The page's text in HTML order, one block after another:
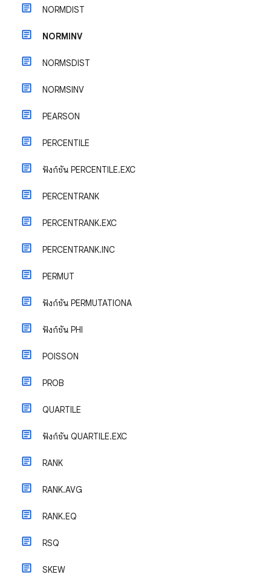
NORMDIST
NORMINV
NORMSDIST
NORMSINV
PEARSON
PERCENTILE
ฟังก์ชัน PERCENTILE.EXC
PERCENTRANK
PERCENTRANK.EXC
PERCENTRANK.INC
PERMUT
ฟังก์ชัน PERMUTATIONA
ฟังก์ชัน PHI
POISSON
PROB
QUARTILE
ฟังก์ชัน QUARTILE.EXC
RANK
RANK.AVG
RANK.EQ
RSQ
SKEW